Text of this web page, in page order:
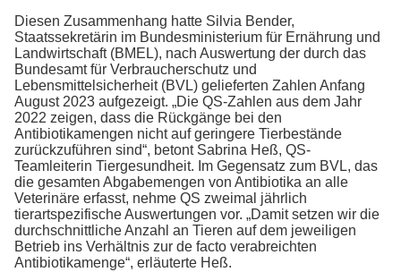
Diesen Zusammenhang hatte Silvia Bender,
Staatssekretärin im Bundesministerium für Ernährung und
Landwirtschaft (BMEL), nach Auswertung der durch das
Bundesamt für Verbraucherschutz und
Lebensmittelsicherheit (BVL) gelieferten Zahlen Anfang
August 2023 aufgezeigt. „Die QS-Zahlen aus dem Jahr
2022 zeigen, dass die Rückgänge bei den
Antibiotikamengen nicht auf geringere Tierbestände
zurückzuführen sind“, betont Sabrina Heß, QS-
Teamleiterin Tiergesundheit. Im Gegensatz zum BVL, das
die gesamten Abgabemengen von Antibiotika an alle
Veterinäre erfasst, nehme QS zweimal jährlich
tierartspezifische Auswertungen vor. „Damit setzen wir die
durchschnittliche Anzahl an Tieren auf dem jeweiligen
Betrieb ins Verhältnis zur de facto verabreichten
Antibiotikamenge“, erläuterte Heß.